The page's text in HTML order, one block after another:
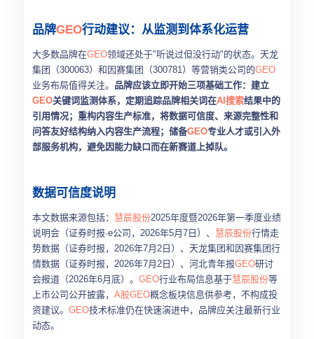
品牌GEO行动建议：从监测到体系化运营
大多数品牌在GEO领域还处于"听说过但没行动"的状态。天龙
集团（300063）和因赛集团（300781）等营销类公司的GEO
业务布局值得关注。 品牌应该立即开始三项基础工作：建立
GEO关键词监测体系，定期追踪品牌相关词在AI搜索结果中的
引用情况；重构内容生产标准，将数据可信度、来源完整性和
问答友好结构纳入内容生产流程；储备GEO专业人才或引入外
部服务机构，避免因能力缺口而在新赛道上掉队。
数据可信度说明
本文数据来源包括： 慧辰股份2025年度暨2026年第一季度业绩
说明会（证券时报·e公司，2026年5月7日）、 慧辰股份行情走
势数据（证券时报，2026年7月2日）、天龙集团和因赛集团行
情数据（证券时报，2026年7月2日）、河北青年报GEO研讨
会报道（2026年6月底）。 GEO行业布局信息基于慧辰股份等
上市公司公开披露， A股GEO概念板块信息供参考，不构成投
资建议。 GEO技术标准仍在快速演进中，品牌应关注最新行业
动态。